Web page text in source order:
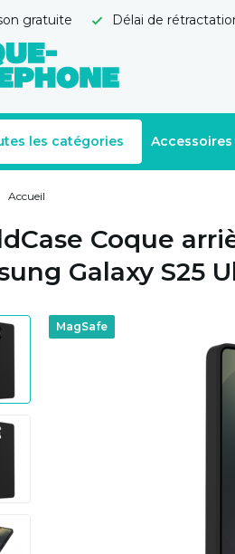
gratuite Délai de
les catégories Accessoires
Accueil
Coque
Galaxy S25
MagSafe